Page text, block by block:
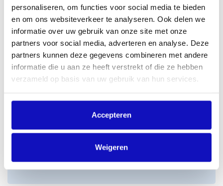
personaliseren, om functies voor social media te bieden
en om ons websiteverkeer te analyseren. Ook delen we
informatie over uw gebruik van onze site met onze
partners voor social media, adverteren en analyse. Deze
partners kunnen deze gegevens combineren met andere
informatie die u aan ze heeft verstrekt of die ze hebben
verzameld op basis van uw gebruik van hun services.
Accepteren
Weigeren
Naam licentieaanvrager
*